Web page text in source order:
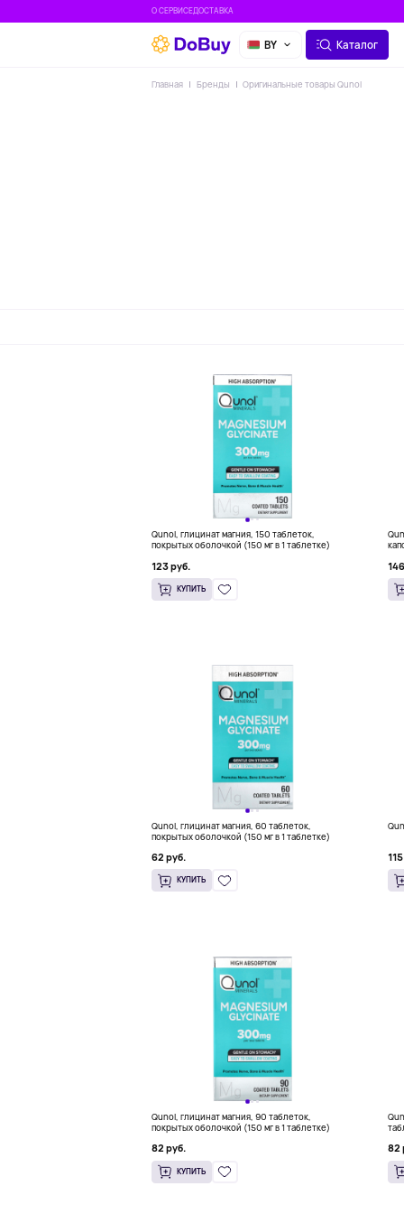
О СЕРВИСЕДОСТАВКА
BY Каталог
Главная Бренды Оригинальные товары Qunol
Qunol, глицинат магния, 150 таблеток,
покрытых оболочкой (150 мг в 1 таблетке)
123 руб.
КУПИТЬ
Qunol, глицинат магния, 60 таблеток,
покрытых оболочкой (150 мг в 1 таблетке)
62 руб.
КУПИТЬ
Qunol, глицинат магния, 90 таблеток,
покрытых оболочкой (150 мг в 1 таблетке)
82 руб.
КУПИТЬ
82